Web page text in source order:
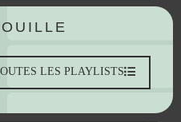
LES PLAYLISTS